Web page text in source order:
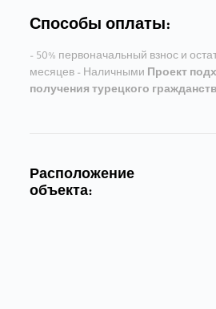
Способы оплаты:
– 50% первоначальный взнос и
месяцев – Наличными Проект
получения турецкого
Расположение
объекта: